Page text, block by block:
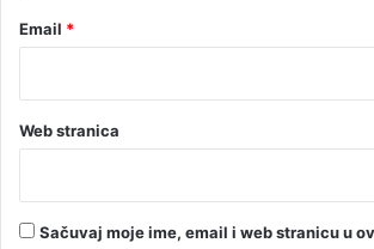
Email *
Web stranica
Sačuvaj moje ime, email i web stranicu u